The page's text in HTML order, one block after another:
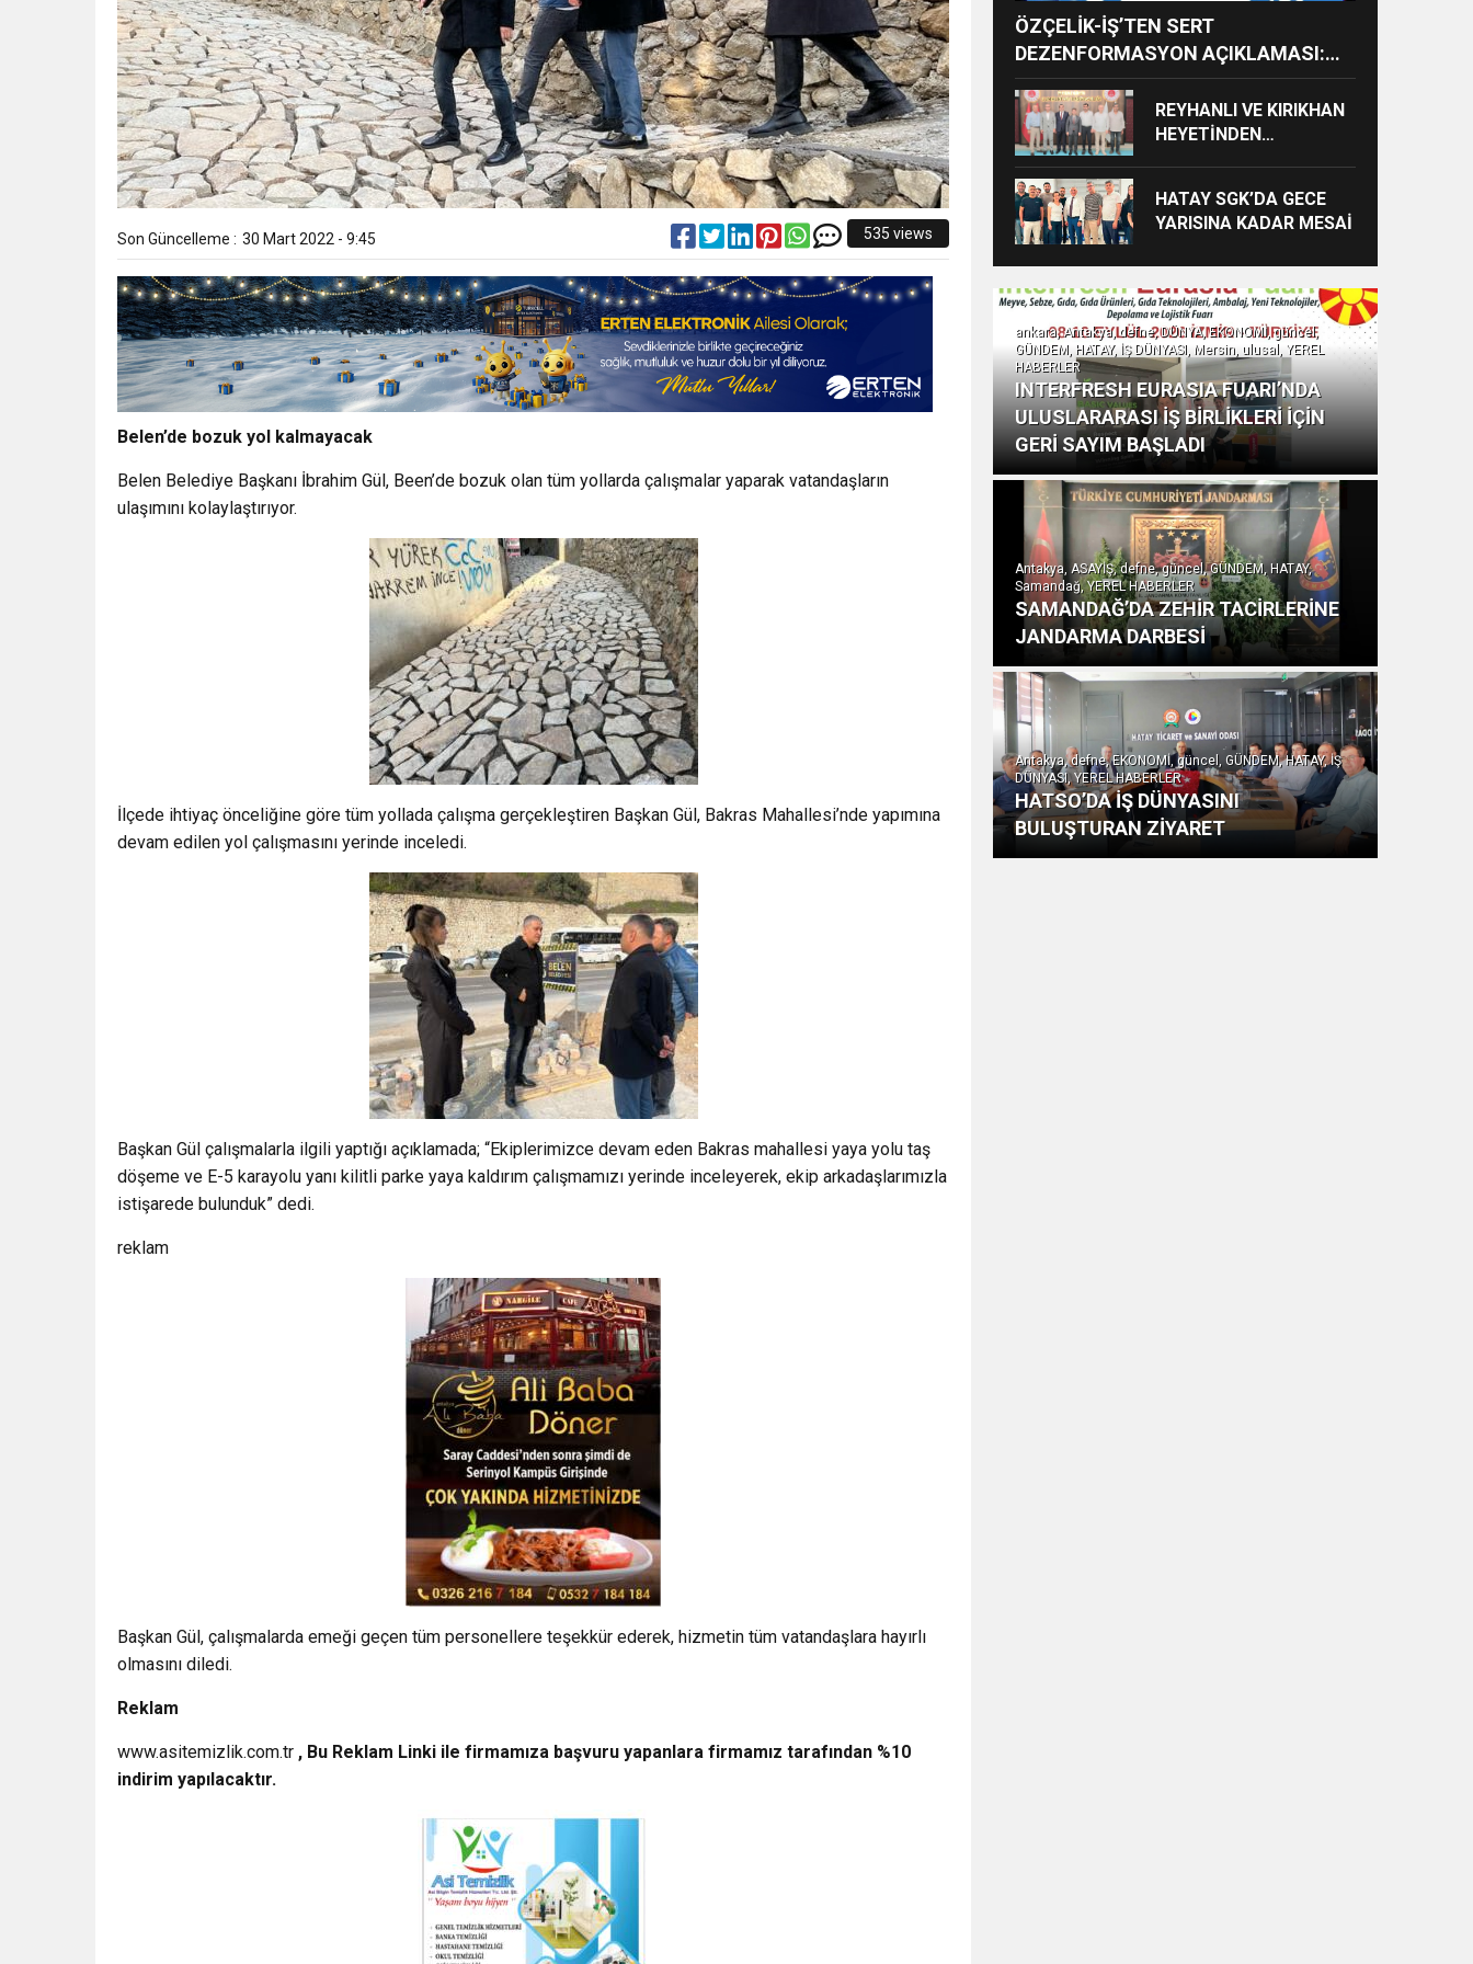
Son Güncelleme : 30 Mart 2022 - 9:45 535 views
Belen’de bozuk yol kalmayacak
Belen Belediye Başkanı İbrahim Gül, Been’de bozuk olan tüm yollarda çalışmalar yaparak vatandaşların
ulaşımını kolaylaştırıyor.
İlçede ihtiyaç önceliğine göre tüm yollada çalışma gerçekleştiren Başkan Gül, Bakras Mahallesi’nde yapımına
devam edilen yol çalışmasını yerinde inceledi.
Başkan Gül çalışmalarla ilgili yaptığı açıklamada; “Ekiplerimizce devam eden Bakras mahallesi yaya yolu taş
döşeme ve E-5 karayolu yanı kilitli parke yaya kaldırım çalışmamızı yerinde inceleyerek, ekip arkadaşlarımızla
istişarede bulunduk” dedi.
reklam
Başkan Gül, çalışmalarda emeği geçen tüm personellere teşekkür ederek, hizmetin tüm vatandaşlara hayırlı
olmasını diledi.
Reklam
www.asitemizlik.com.tr , Bu Reklam Linki ile firmamıza başvuru yapanlara firmamız tarafından %10
indirim yapılacaktır.
ÖZÇELİK-İŞ’TEN SERT
DEZENFORMASYON AÇIKLAMASI:
“HUKUKİ VE CEZAİ SÜREÇ
BAŞLATILDI”
REYHANLI VE KIRIKHAN
HEYETİNDEN
BAŞSAVCILIĞINA
ZİYARET
HATAY SGK’DA GECE
YARISINA KADAR MESAİ
ankara, Antakya, defne, DÜNYA, EKONOMİ, güncel,
GÜNDEM, HATAY, İŞ DÜNYASI, Mersin, ulusal, YEREL
HABERLER
INTERFRESH EURASIA FUARI’NDA
ULUSLARARASI İŞ BİRLİKLERİ İÇİN
GERİ SAYIM BAŞLADI
Antakya, ASAYİŞ, defne, güncel, GÜNDEM, HATAY,
Samandağ, YEREL HABERLER
SAMANDAĞ’DA ZEHİR TACİRLERİNE
JANDARMA DARBESİ
Antakya, defne, EKONOMİ, güncel, GÜNDEM, HATAY, İŞ
DÜNYASI, YEREL HABERLER
HATSO’DA İŞ DÜNYASINI
BULUŞTURAN ZİYARET